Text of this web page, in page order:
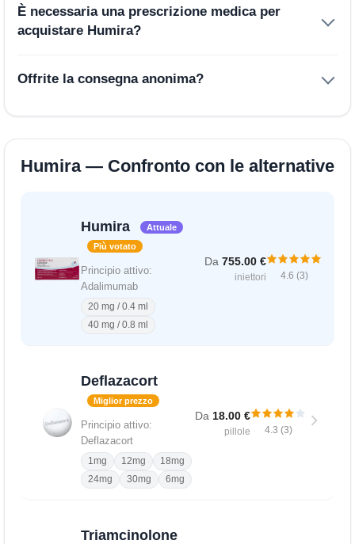
È necessaria una prescrizione medica per
acquistare Humira?
Offrite la consegna anonima?
Humira — Confronto con le alternative
Humira
Attuale
Più votato
Principio attivo:
Adalimumab
20 mg / 0.4 ml
40 mg / 0.8 ml
Da 755.00 €
iniettori 4.6 (3)
Deflazacort
Miglior prezzo
Principio attivo:
Deflazacort
1mg 12mg
18mg
24mg
30mg 6mg
Da 18.00 €
pillole 4.3 (3)
Triamcinolone